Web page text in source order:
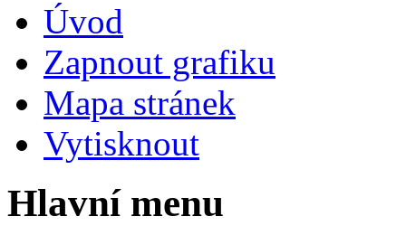
Úvod
Zapnout grafiku
Mapa stránek
Vytisknout
Hlavní menu